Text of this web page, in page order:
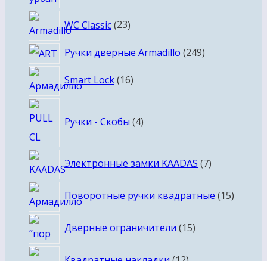
WC Classic 2323
Ручки дверные Armadillo 249249
Smart Lock 1616
Ручки - Скобы 4товара
Электронные замки KAADAS 77
Поворотные ручки квадратные 1515
Дверные ограничители 1515
12